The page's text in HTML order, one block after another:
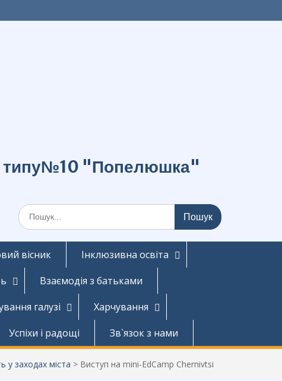
типу№10 "Попелюшка"
Шукати:
вісник
Інклюзивна освіта
Взаємодія з батьками
галузі
Харчування
Успіхи і радощі Зв`язок з нами
у заходах міста > Виступ на mini-EdCamp Chernivtsi